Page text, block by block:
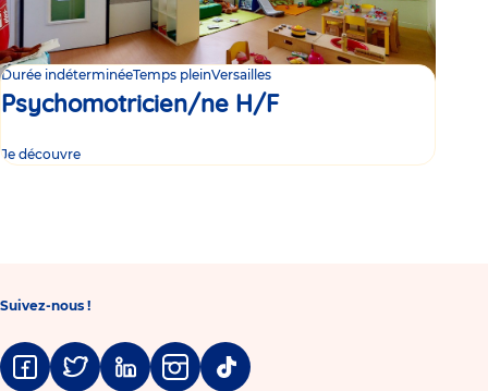
Durée indéterminéeTemps pleinVersailles
Psychomotricien/ne H/F
Je découvre
Suivez-nous !
FacebookTwitter LinkedinInstagramTiktok